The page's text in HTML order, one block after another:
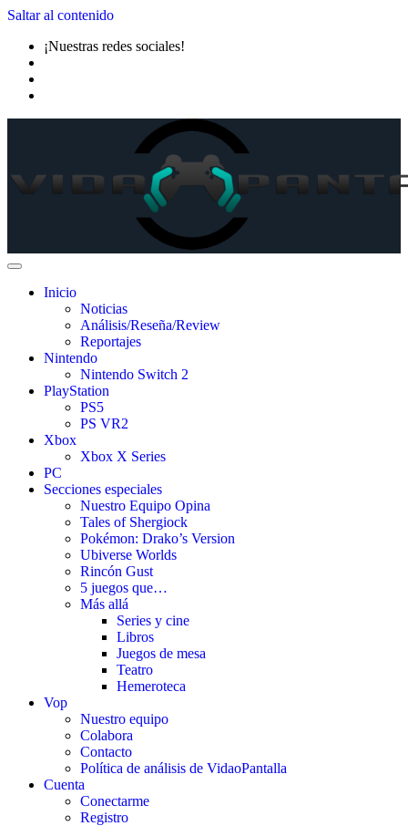
Saltar al contenido
¡Nuestras redes sociales!
Inicio
Noticias
Análisis/Reseña/Review
Reportajes
Nintendo
Nintendo Switch 2
PlayStation
PS5
PS VR2
Xbox
Xbox X Series
PC
Secciones especiales
Nuestro Equipo Opina
Tales of Shergiock
Pokémon: Drako’s Version
Ubiverse Worlds
Rincón Gust
5 juegos que…
Más allá
Series y cine
Libros
Juegos de mesa
Teatro
Hemeroteca
Vop
Nuestro equipo
Colabora
Contacto
Política de análisis de VidaoPantalla
Cuenta
Conectarme
Registro